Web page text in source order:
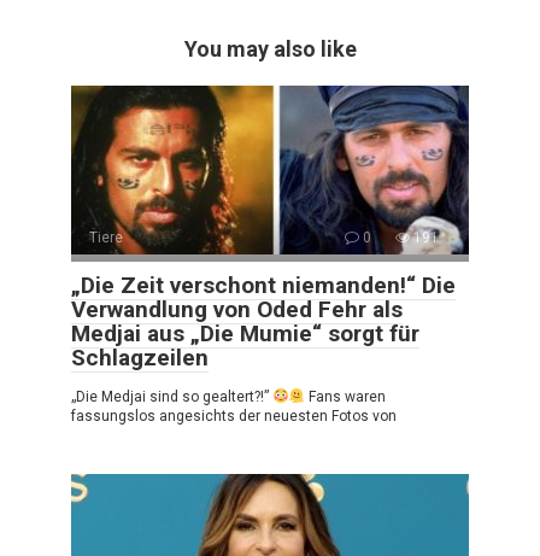
You may also like
Tiere 0 191
„Die Zeit verschont niemanden!“ Die
Verwandlung von Oded Fehr als
Medjai aus „Die Mumie“ sorgt für
Schlagzeilen
„Die Medjai sind so gealtert?!”
Fans waren
fassungslos angesichts der neuesten Fotos von